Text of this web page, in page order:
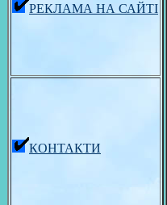
РЕКЛАМА НА САЙТІ
КОНТАКТИ